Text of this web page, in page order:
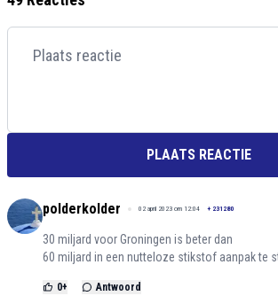
PLAATS REACTIE
polderkolder 02 april 2023 om 12:04 + 231280
30 miljard voor Groningen is beter dan
60 miljard in een nutteloze stikstof aanpak te
0+ Antwoord